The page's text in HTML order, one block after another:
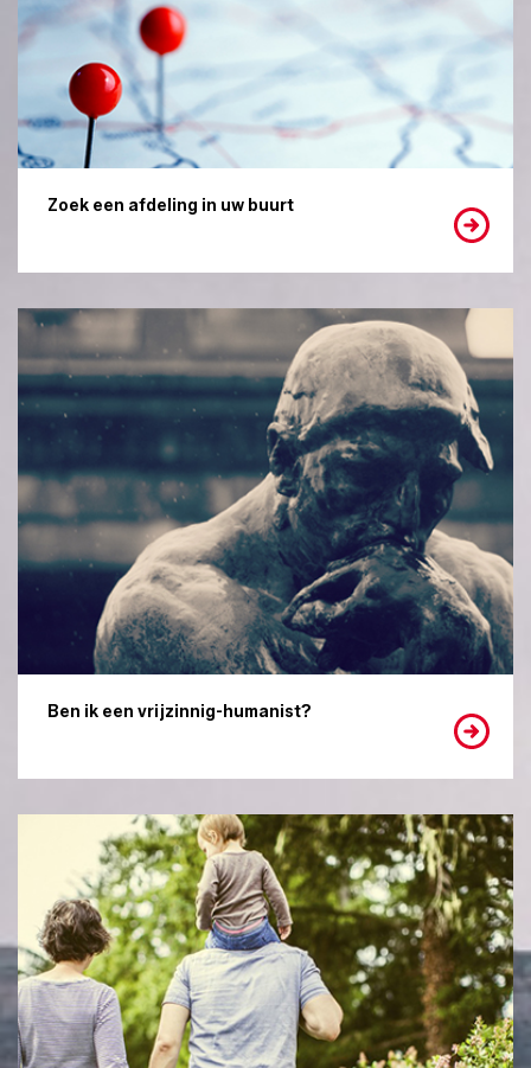
Zoek een afdeling in uw buurt
Ben ik een vrijzinnig-humanist?